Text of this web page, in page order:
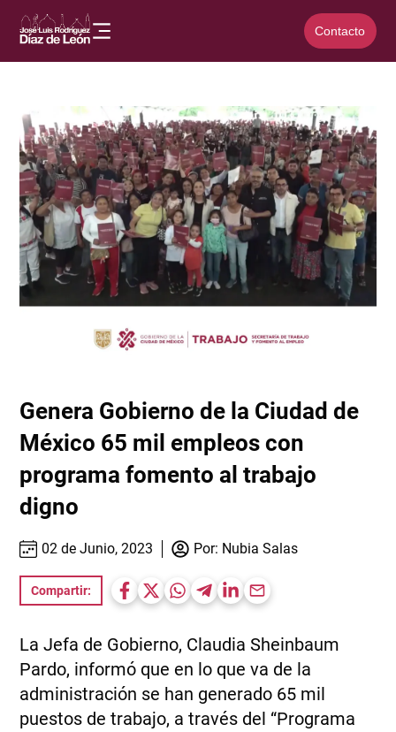
Contacto
Genera Gobierno de la Ciudad de
México 65 mil empleos con
programa fomento al trabajo
digno
02 de Junio, 2023 Por: Nubia Salas
Compartir:
La Jefa de Gobierno, Claudia Sheinbaum
Pardo, informó que en lo que va de la
administración se han generado 65 mil
puestos de trabajo, a través del “Programa